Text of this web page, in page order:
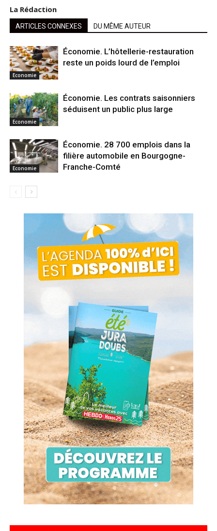
La Rédaction
ARTICLES CONNEXES DU MÊME AUTEUR
Economie
Économie. L’hôtellerie-restauration
reste un poids lourd de l’emploi
Economie
Économie. Les contrats saisonniers
séduisent un public plus large
Economie
Économie. 28 700 emplois dans la
filière automobile en Bourgogne-
Franche-Comté